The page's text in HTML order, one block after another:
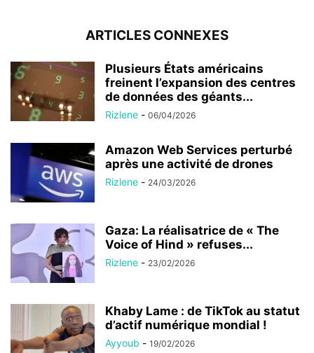
ARTICLES CONNEXES
Plusieurs États américains
freinent l’expansion des centres
de données des géants...
Rizlene - 06/04/2026
Amazon Web Services perturbé
après une activité de drones
Rizlene - 24/03/2026
Gaza: La réalisatrice de « The
Voice of Hind » refuses...
Rizlene - 23/02/2026
Khaby Lame : de TikTok au statut
d’actif numérique mondial !
Ayyoub - 19/02/2026